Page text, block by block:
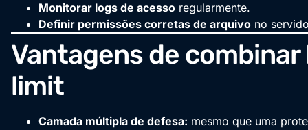
Monitorar logs de acesso regularmente.
Definir permissões corretas de arquivo no
Vantagens de combinar
limit
Camada múltipla de defesa: mesmo que uma